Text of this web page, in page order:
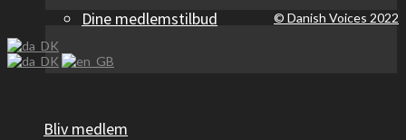
Dine medlemstilbud
Bliv medlem
© Danish Voices 2022